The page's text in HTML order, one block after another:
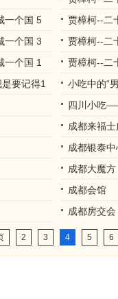
一个国 5
贾樟柯--二
一个国 3
贾樟柯--二
一个国 1
贾樟柯--二
要记得1
小吃中的“
四川小吃
成都来福
成都银泰中
成都大魔方
成都会馆
成都房交会
2 3 4 5 6